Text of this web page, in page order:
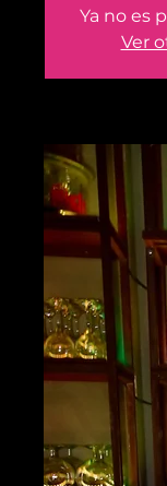
Ya no es
Ver